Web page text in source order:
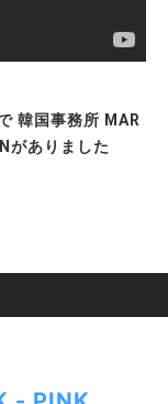
韓国事務所 MAR
がありました